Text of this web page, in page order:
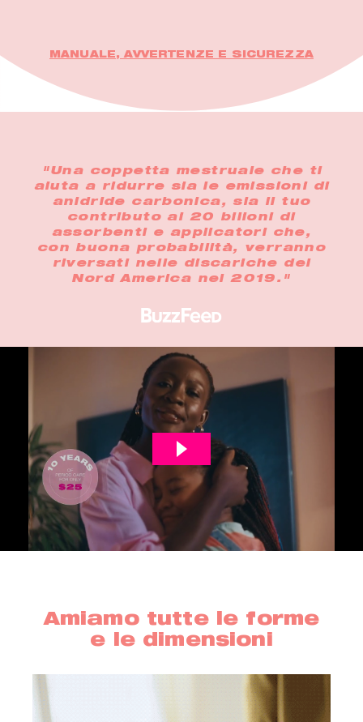
MANUALE, AVVERTENZE E SICUREZZA
"Una coppetta mestruale che ti
aiuta a ridurre sia le emissioni di
anidride carbonica, sia il tuo
contributo ai 20 bilioni di
assorbenti e applicatori che,
con buona probabilità, verranno
riversati nelle discariche del
Nord America nel 2019."
Amiamo tutte le forme
e le dimensioni